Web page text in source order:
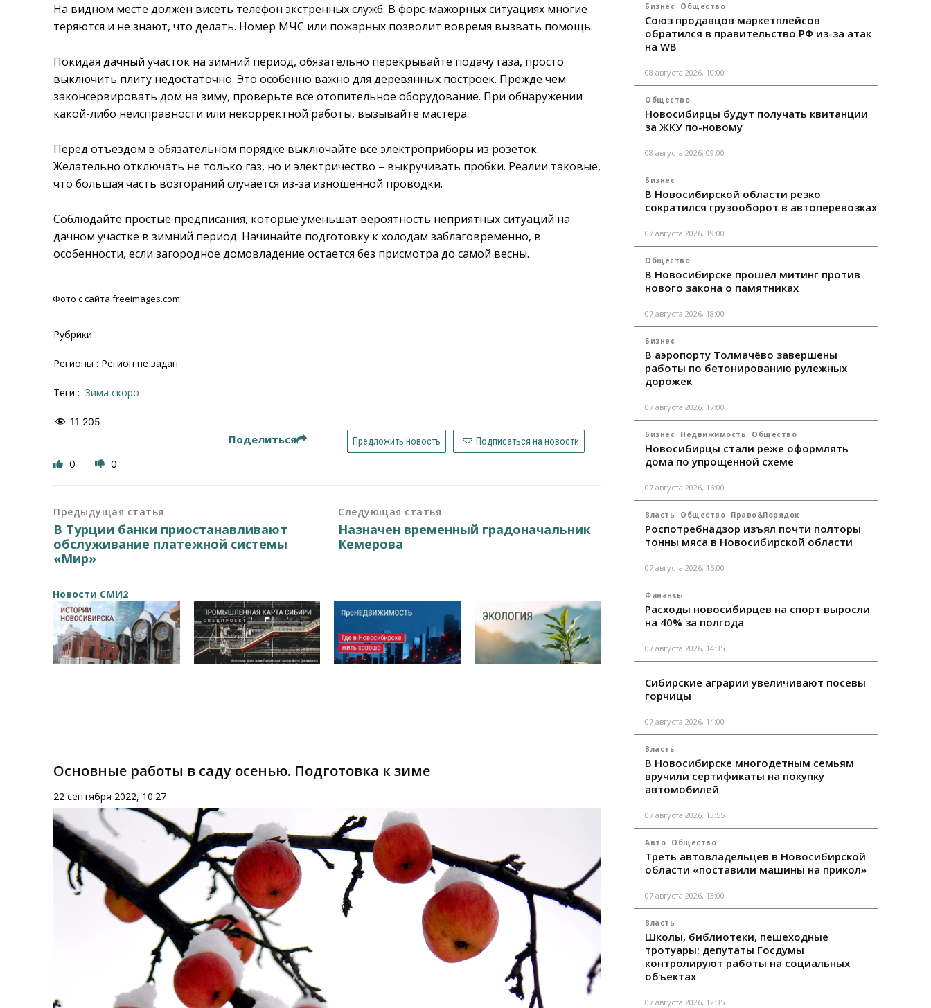
На видном месте должен висеть телефон экстренных служб. В форс-мажорных ситуациях многие
теряются и не знают, что делать. Номер МЧС или пожарных позволит вовремя вызвать помощь.
Покидая дачный участок на зимний период, обязательно перекрывайте подачу газа, просто
выключить плиту недостаточно. Это особенно важно для деревянных построек. Прежде чем
законсервировать дом на зиму, проверьте все отопительное оборудование. При обнаружении
какой-либо неисправности или некорректной работы, вызывайте мастера.
Перед отъездом в обязательном порядке выключайте все электроприборы из розеток.
Желательно отключать не только газ, но и электричество – выкручивать пробки. Реалии таковые,
что большая часть возгораний случается из-за изношенной проводки.
Соблюдайте простые предписания, которые уменьшат вероятность неприятных ситуаций на
дачном участке в зимний период. Начинайте подготовку к холодам заблаговременно, в
особенности, если загородное домовладение остается без присмотра до самой весны.
Фото с сайта freeimages.com
Рубрики :
Регионы : Регион не задан
Теги : зима скоро
11 205
Поделиться Предложить новость Подписаться на новости
0 0
Предыдущая статья
В Турции банки приостанавливают
обслуживание платежной системы
«Мир»
Следующая статья
Назначен временный градоначальник
Кемерова
Новости СМИ2
Основные работы в саду осенью. Подготовка к зиме
22 сентября 2022, 10:27
Бизнес Общество
Союз продавцов маркетплейсов
обратился в правительство РФ из-за атак
на WB
08 августа 2026, 10:00
Общество
Новосибирцы будут получать квитанции
за ЖКУ по-новому
08 августа 2026, 09:00
Бизнес
В Новосибирской области резко
сократился грузооборот в автоперевозках
07 августа 2026, 19:00
Общество
В Новосибирске прошёл митинг против
нового закона о памятниках
07 августа 2026, 18:00
Бизнес
В аэропорту Толмачёво завершены
работы по бетонированию рулежных
дорожек
07 августа 2026, 17:00
Бизнес Недвижимость Общество
Новосибирцы стали реже оформлять
дома по упрощенной схеме
07 августа 2026, 16:00
Власть Общество Право&Порядок
Роспотребнадзор изъял почти полторы
тонны мяса в Новосибирской области
07 августа 2026, 15:00
Финансы
Расходы новосибирцев на спорт выросли
на 40% за полгода
07 августа 2026, 14:35
Сибирские аграрии увеличивают посевы
горчицы
07 августа 2026, 14:00
Власть
В Новосибирске многодетным семьям
вручили сертификаты на покупку
автомобилей
07 августа 2026, 13:55
Авто Общество
Треть автовладельцев в Новосибирской
области «поставили машины на прикол»
07 августа 2026, 13:00
Власть
Школы, библиотеки, пешеходные
тротуары: депутаты Госдумы
контролируют работы на социальных
объектах
07 августа 2026, 12:35